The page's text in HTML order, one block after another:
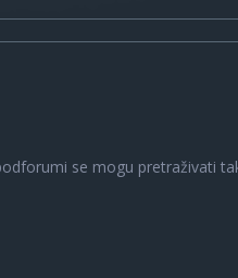
se mogu pretraživati